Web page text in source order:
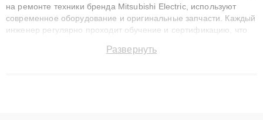
на ремонте техники бренда Mitsubishi Electric, используют
современное оборудование и оригинальные запчасти. Каждый
инженер регулярно проходит обучение и сертификацию, что
восстанавливать технику с сохранением гарантии до 3 лет.
Развернуть